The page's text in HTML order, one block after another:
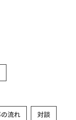
流れ 対談